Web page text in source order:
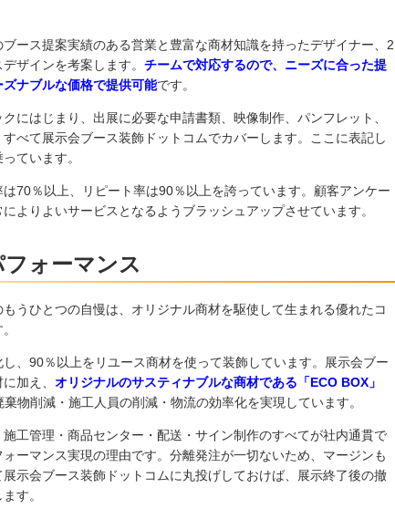
ース提案実績のある営業と豊富な商材知識を持ったデザイナー、2
ザインを考案します。 チームで対応するので、ニーズに合った提
ナブルな価格で提供可能です。
にはじまり、出展に必要な申請書類、映像制作、パンフレット、
べて展示会ブース装飾ドットコムでカバーします。ここに表記し
ています。
70％以上、リピート率は90％以上を誇っています。顧客アンケー
よりよいサービスとなるようブラッシュアップさせています。
ォーマンス
うひとつの自慢は、オリジナル商材を駆使して生まれる優れたコ
、90％以上をリユース商材を使って装飾しています。展示会ブー
加え、 オリジナルのサスティナブルな商材である「ECO BOX」
棄物削減・施工人員の削減・物流の効率化を実現しています。
工管理・商品センター・配送・サイン制作のすべてが社内通貫で
ーマンス実現の理由です。分離発注が一切ないため、マージンも
示会ブース装飾ドットコムに丸投げしておけば、展示終了後の撤
す。